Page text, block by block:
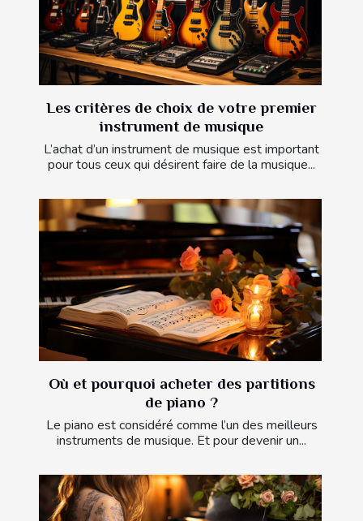
Les critères de choix de votre premier
instrument de musique
L’achat d’un instrument de musique est important
pour tous ceux qui désirent faire de la musique...
Où et pourquoi acheter des partitions
de piano ?
Le piano est considéré comme l’un des meilleurs
instruments de musique. Et pour devenir un...